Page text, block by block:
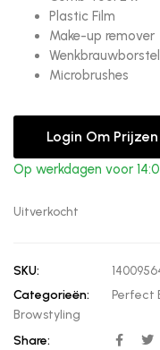
Plastic Film
Make-up remover
Microbrushes
Login Om
Op werkdagen voor
Uitverkocht
SKU:
Categorieën:
Perfect
Browstyling
Share: